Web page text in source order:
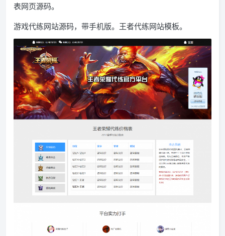
表网页源码。
游戏代练网站源码，带手机版。王者代练网站模板。